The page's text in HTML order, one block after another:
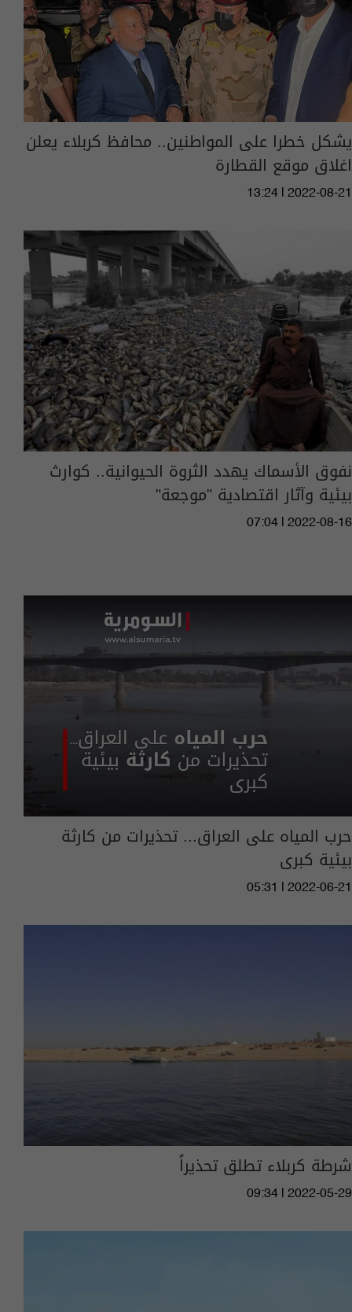
يشكل خطرا على المواطنين.. محافظ كربلاء يعلن
اغلاق موقع القطارة
13:24 | 2022-08-21
نفوق الأسماك يهدد الثروة الحيوانية.. كوارث
بيئية وآثار اقتصادية "موجعة"
07:04 | 2022-08-16
حرب المياه على العراق... تحذيرات من كارثة
بيئية كبرى‎‎
05:31 | 2022-06-21
شرطة كربلاء تطلق تحذيراً
09:34 | 2022-05-29